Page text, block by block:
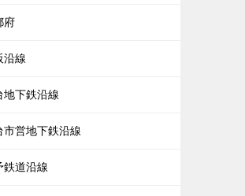
府
沿線
地下鉄沿線
市営地下鉄沿線
鉄道沿線